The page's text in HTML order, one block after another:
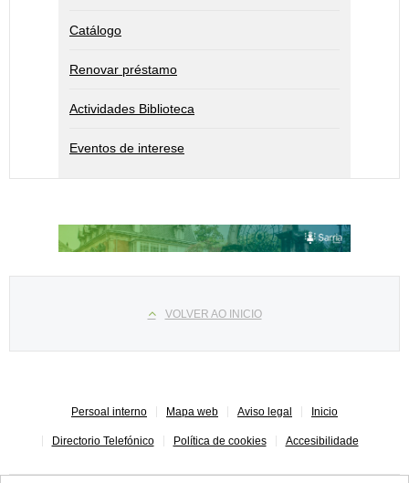
Catálogo
Renovar préstamo
Actividades Biblioteca
Eventos de interese
VOLVER AO INICIO
Persoal interno Mapa web Aviso legal Inicio
Directorio Telefónico Política de cookies Accesibilidade